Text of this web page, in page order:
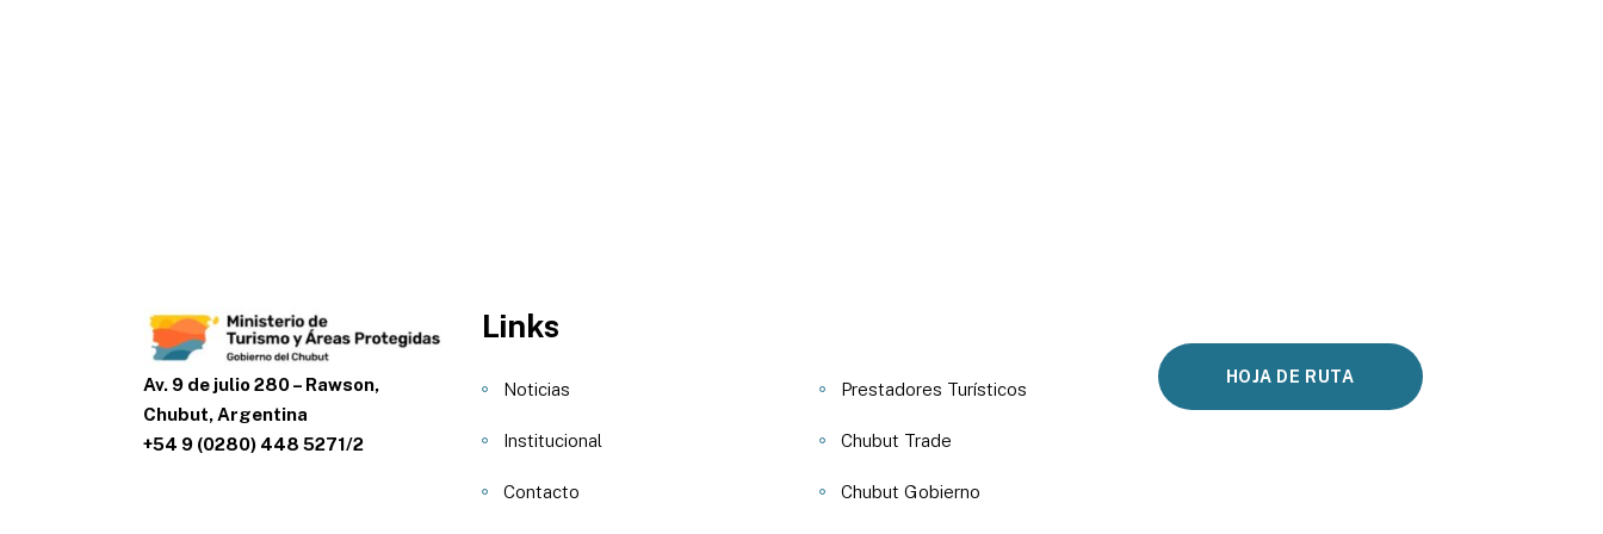
Av. 9 de julio 280 – Rawson,
Chubut, Argentina
+54 9 (0280) 448 5271/2
Links
Noticias
Institucional
Contacto
Prestadores Turísticos
Chubut Trade
Chubut Gobierno
HOJA DE RUTA